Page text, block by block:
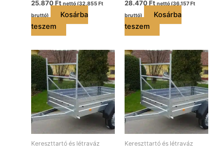
25.870Ft nettó (32.855Ft
bruttó)
Kosárba
teszem
28.470Ft nettó (36.157Ft
bruttó)
Kosárba
teszem
Kereszttartó és létraváz Kereszttartó és létraváz